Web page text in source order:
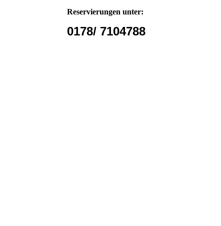
Reservierungen unter:
0178/ 7104788